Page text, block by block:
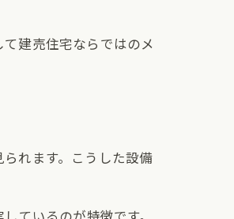
建売住宅ならではのメ
れます。こうした設備